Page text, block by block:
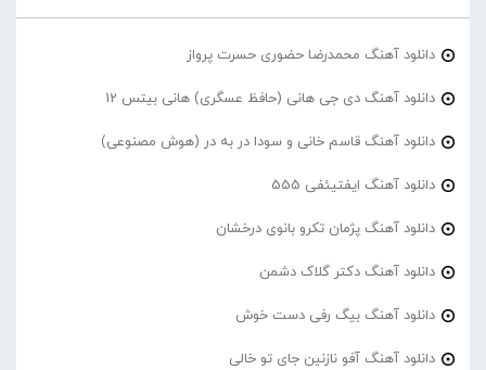
دانلود آهنگ محمدرضا حضورى حسرت پرواز
دانلود آهنگ دی جی هانی (حافظ عسگری) هانی بیتس 12
دانلود آهنگ قاسم خانی و سودا در به در (هوش مصنوعی)
دانلود آهنگ ایفتیئفی 555
دانلود آهنگ پژمان تکرو بانوی درخشان
دانلود آهنگ دکتر گلاک دشمن
دانلود آهنگ بیگ رفی دست خوش
دانلود آهنگ آفو نازنین جای تو خالی